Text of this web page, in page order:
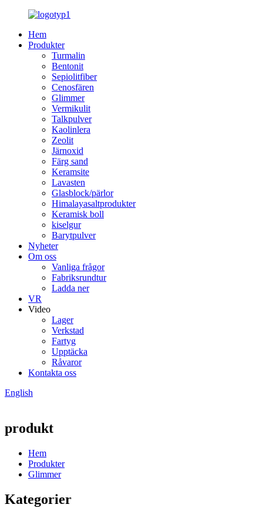
Hem
Produkter
Turmalin
Bentonit
Sepiolitfiber
Cenosfären
Glimmer
Vermikulit
Talkpulver
Kaolinlera
Zeolit
Järnoxid
Färg sand
Keramsite
Lavasten
Glasblock/pärlor
Himalayasaltprodukter
Keramisk boll
kiselgur
Barytpulver
Nyheter
Om oss
Vanliga frågor
Fabriksrundtur
Ladda ner
VR
Video
Lager
Verkstad
Fartyg
Upptäcka
Råvaror
Kontakta oss
English
produkt
Hem
Produkter
Glimmer
Kategorier